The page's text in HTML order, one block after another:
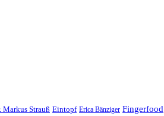
Markus Strauß Eintopf Erica Bänziger Fingerfood